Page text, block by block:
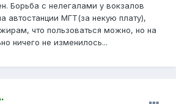
Борьба с нелегалами у вокзалов
автостанции МГТ(за некую плату),
что пользоваться можно, но на
ничего не изменилось...